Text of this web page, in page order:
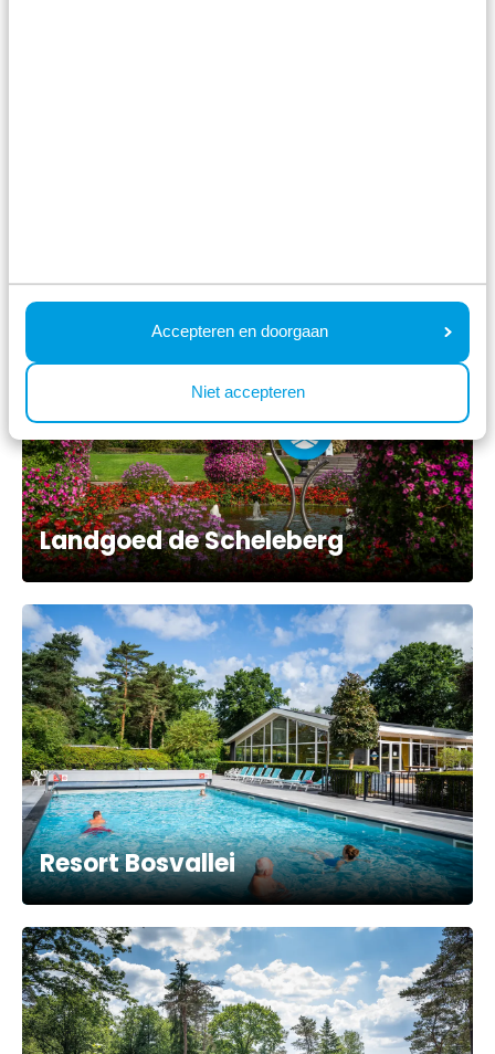
Accepteren en doorgaan
Niet accepteren
Landgoed de Scheleberg
Resort Bosvallei